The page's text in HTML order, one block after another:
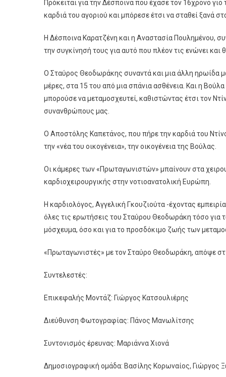
Πρόκειται για την Δέσποινα που έχασε τον 16χρονο γιο
καρδιά του αγοριού και μπόρεσε έτσι να σταθεί ξανά
Η Δέσποινα Καρατζένη και η Αναστασία Πουλημένου,
την συγκίνησή τους για αυτό που πλέον τις ενώνει και
Ο Σταύρος Θεοδωράκης συναντά και μια άλλη ηρωίδα
μέρες, στα 15 του από μια σπάνια ασθένεια. Και η
μπορούσε να μεταμοσχευτεί, καθιστώντας έτσι τον
συνανθρώπους μας.
Ο Αποστόλης Καπετάνος, που πήρε την καρδιά του
την «νέα του οικογένεια», την οικογένεια της Βούλας.
Οι κάμερες των «Πρωταγωνιστών» μπαίνουν στα
καρδιοχειρουργικής στην νοτιοανατολική Ευρώπη.
Η καρδιολόγος, Αγγελική Γκουζιούτα -έχοντας
όλες τις ερωτήσεις του Σταύρου Θεοδωράκη τόσο για
μόσχευμα, όσο και για το προσδόκιμο ζωής των
«Πρωταγωνιστές» με τον Σταύρο Θεοδωράκη, απόψε
Συντελεστές:
Επικεφαλής Μοντάζ: Γιώργος Κατσουλιέρης
Διεύθυνση Φωτογραφίας: Πάνος Μανωλίτσης
Συντονισμός έρευνας: Μαριάννα Χιονά
Δημοσιογραφική ομάδα: Βασίλης Κορωναίος, Γιώργος